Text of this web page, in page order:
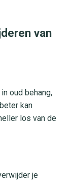
van
oud behang,
kan
los van de
je